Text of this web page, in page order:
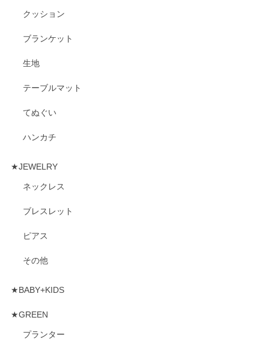
クッション
ブランケット
生地
テーブルマット
てぬぐい
ハンカチ
★JEWELRY
ネックレス
ブレスレット
ピアス
その他
★BABY+KIDS
★GREEN
プランター